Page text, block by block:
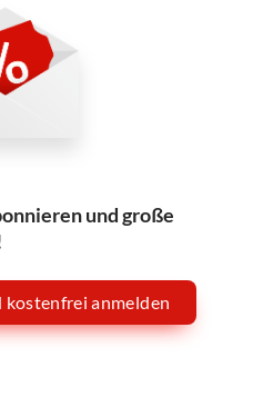
und große
anmelden